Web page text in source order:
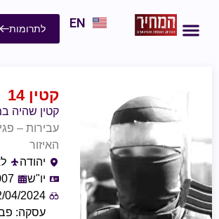
EN לתרומות
קטין 14
קטין שהיה
עבירות –
האיזור
יהודה
יו"ש
04/2024
עסקה: